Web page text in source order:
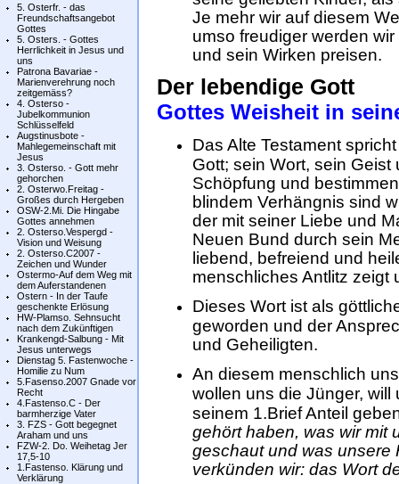
5. Osterfr. - das
Freundschaftsangebot
Gottes
5. Osters. - Gottes
Herrlichkeit in Jesus und
uns
Patrona Bavariae -
Marienverehrung noch
zeitgemäss?
4. Osterso -
Jubelkommunion
Schlüsselfeld
Augstinusbote -
Mahlegemeinschaft mit
Jesus
3. Osterso. - Gott mehr
gehorchen
2. Osterwo.Freitag -
Großes durch Hergeben
OSW-2.Mi. Die Hingabe
Gottes annehmen
2. Osterso.Vespergd -
Vision und Weisung
2. Osterso.C2007 -
Zeichen und Wunder
Ostermo-Auf dem Weg mit
dem Auferstandenen
Ostern - In der Taufe
geschenkte Erlösung
HW-Plamso. Sehnsucht
nach dem Zukünftigen
Krankengd-Salbung - Mit
Jesus unterwegs
Dienstag 5. Fastenwoche -
Homilie zu Num
5.Fasenso.2007 Gnade vor
Recht
4.Fastenso.C - Der
barmherzige Vater
3. FZS - Gott begegnet
Araham und uns
FZW-2. Do. Weihetag Jer
17,5-10
1.Fastenso. Klärung und
Verklärung
Je mehr wir auf diesem
umso freudiger werden
und sein Wirken preisen.
Der lebendige Gott
Gottes Weisheit in
Das Alte Testament
Gott; sein Wort, sein
Schöpfung und
blindem Verhängnis sind
der mit seiner Liebe und
Neuen Bund durch sein
liebend, befreiend und
menschliches Antlitz zeigt
Dieses Wort ist als
geworden und der
und Geheiligten.
An diesem menschlich
wollen uns die Jünger,
seinem 1.Brief Anteil
gehört haben, was wir mit
geschaut und was unsere
verkünden wir: das Wort